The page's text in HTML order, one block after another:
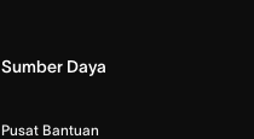
Sumber Daya
Pusat Bantuan